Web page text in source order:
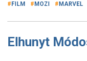
FILM MOZI MARVEL
Elhunyt